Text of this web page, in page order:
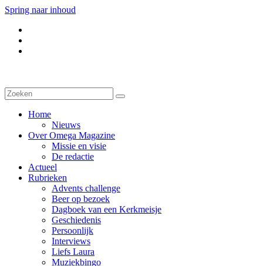
Spring naar inhoud
Home
Nieuws
Over Omega Magazine
Missie en visie
De redactie
Actueel
Rubrieken
Advents challenge
Beer op bezoek
Dagboek van een Kerkmeisje
Geschiedenis
Persoonlijk
Interviews
Liefs Laura
Muziekbingo